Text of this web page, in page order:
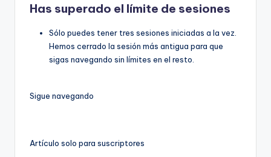
Has superado el límite de sesiones
Sólo puedes tener tres sesiones iniciadas a la vez.
Hemos cerrado la sesión más antigua para que
sigas navegando sin límites en el resto.
Sigue navegando
Artículo solo para suscriptores